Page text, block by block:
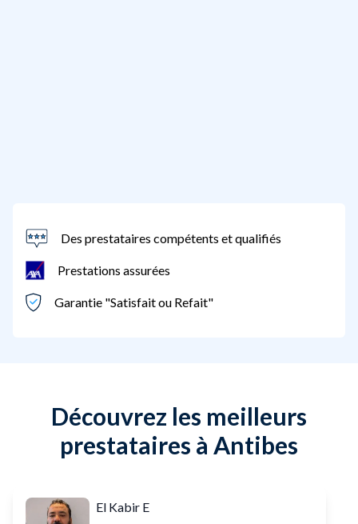
Des prestataires compétents et qualifiés
Prestations assurées
Garantie "Satisfait ou Refait"
Découvrez les meilleurs
prestataires à Antibes
El Kabir E